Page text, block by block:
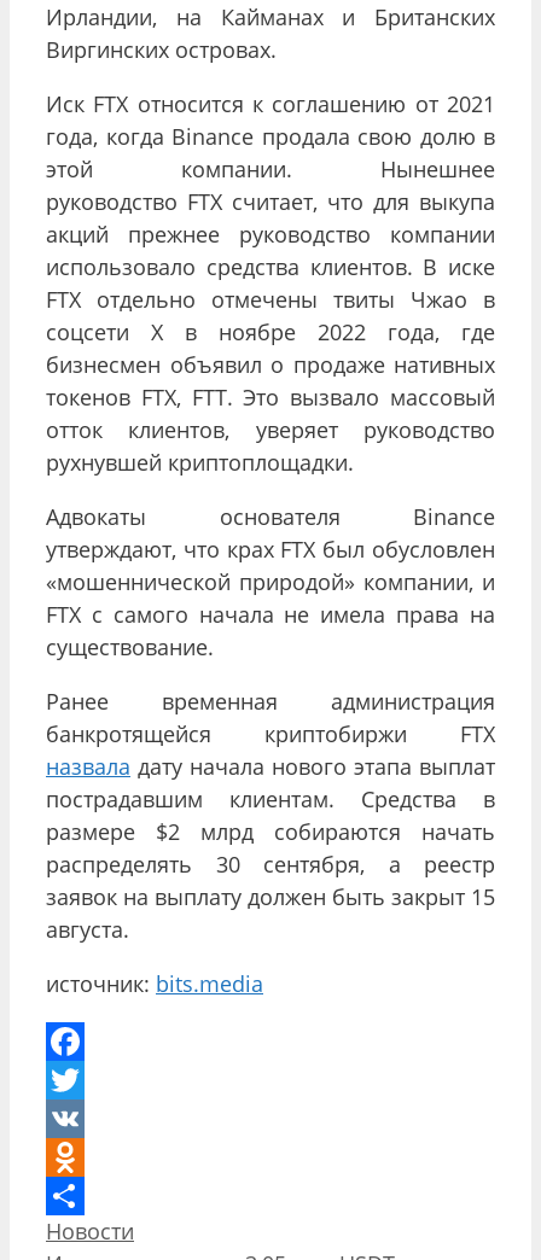
Ирландии, на Кайманах и Британских
Виргинских островах.
Иск FTX относится к соглашению от 2021
года, когда Binance продала свою долю в
этой компании. Нынешнее
руководство FTX считает, что для выкупа
акций прежнее руководство компании
использовало средства клиентов. В иске
FTX отдельно отмечены твиты Чжао в
соцсети Х в ноябре 2022 года, где
бизнесмен объявил о продаже нативных
токенов FTX, FTT. Это вызвало массовый
отток клиентов, уверяет руководство
рухнувшей криптоплощадки.
Адвокаты основателя Binance
утверждают, что крах FTX был обусловлен
«мошеннической природой» компании, и
FTX с самого начала не имела права на
существование.
Ранее временная администрация
банкротящейся криптобиржи FTX
назвала дату начала нового этапа выплат
пострадавшим клиентам. Средства в
размере $2 млрд собираются начать
распределять 30 сентября, а реестр
заявок на выплату должен быть закрыт 15
августа.
источник: bits.media
Facebook
Twitter
VK
Odnoklassniki
Отправить
Рубрики
Новости